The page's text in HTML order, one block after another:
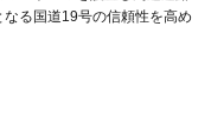
る国道19号の信頼性を高め